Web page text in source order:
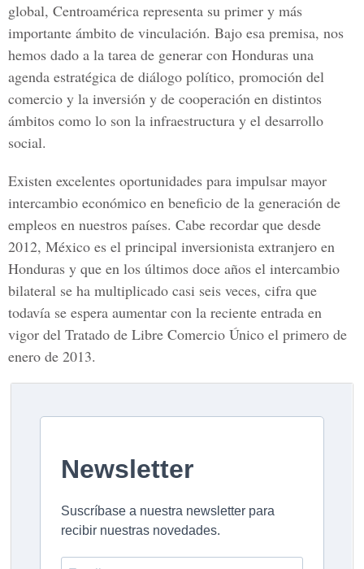
global, Centroamérica representa su primer y más
importante ámbito de vinculación. Bajo esa premisa, nos
hemos dado a la tarea de generar con Honduras una
agenda estratégica de diálogo político, promoción del
comercio y la inversión y de cooperación en distintos
ámbitos como lo son la infraestructura y el desarrollo
social.
Existen excelentes oportunidades para impulsar mayor
intercambio económico en beneficio de la generación de
empleos en nuestros países. Cabe recordar que desde
2012, México es el principal inversionista extranjero en
Honduras y que en los últimos doce años el intercambio
bilateral se ha multiplicado casi seis veces, cifra que
todavía se espera aumentar con la reciente entrada en
vigor del Tratado de Libre Comercio Único el primero de
enero de 2013.